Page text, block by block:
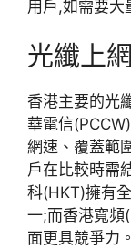
用戶,如需要大
光纖上
香港主要的光
華電信
網速、覆蓋範
戶在比較時需
科(HKT)擁有
一;而香港寬
面更具競爭力。